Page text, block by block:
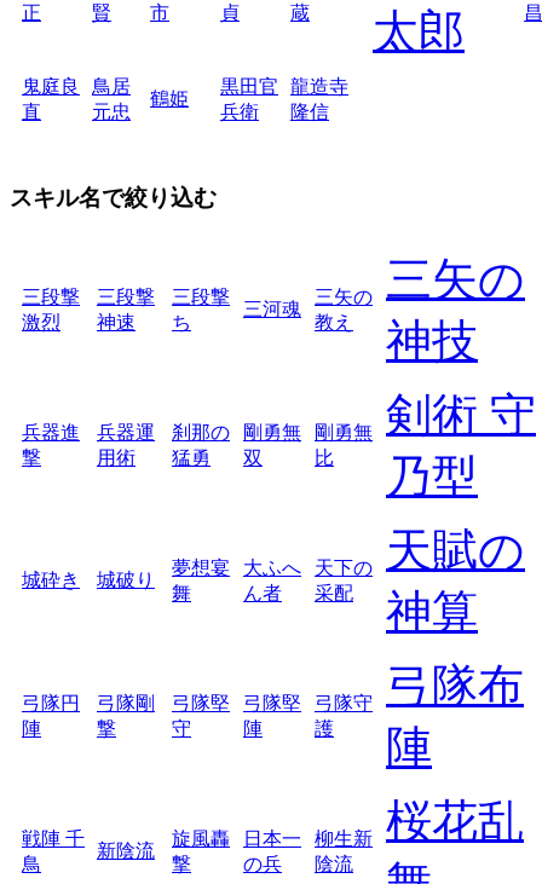
正
賢
市
貞
蔵
太郎
昌
鬼庭良
直
鳥居
元忠
鶴姫
黒田官
兵衛
龍造寺
隆信
スキル名で絞り込む
三段撃
激烈
三段撃
神速
三段撃
ち
三河魂
三矢の
教え
三矢の
神技
兵器進
撃
兵器運
用術
刹那の
猛勇
剛勇無
双
剛勇無
比
剣術 守
乃型
城砕き 城破り
夢想宴
舞
大ふへ
ん者
天下の
采配
天賦の
神算
弓隊円
陣
弓隊剛
撃
弓隊堅
守
弓隊堅
陣
弓隊守
護
弓隊布
陣
戦陣 千
鳥
新陰流
旋風轟
撃
日本一
の兵
柳生新
陰流
桜花乱